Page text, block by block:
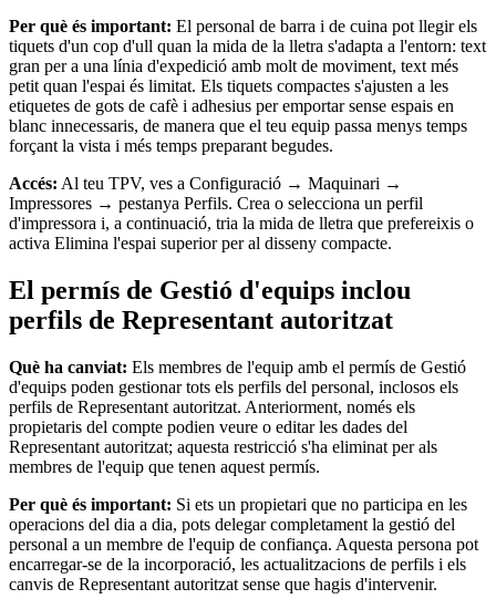
Solucions de pagament
Software de TPV
Software de TPV per a hostaleria
Software de TPV per a comerços
Software de TPV per a cites
Factures
Comandes online
Botiga virtual
Square Kiosk
Desenvolupadors i solucions
Descobrir
Màrqueting
Square AI
Fidelització
Directori de clients
Targetes regal
Per què és important: El personal de barra i de cuina pot llegir els
tiquets d'un cop d'ull quan la mida de la lletra s'adapta a l'entorn: text
gran per a una línia d'expedició amb molt de moviment, text més
petit quan l'espai és limitat. Els tiquets compactes s'ajusten a les
etiquetes de gots de cafè i adhesius per emportar sense espais en
blanc innecessaris, de manera que el teu equip passa menys temps
forçant la vista i més temps preparant begudes.
Accés: Al teu TPV, ves a Configuració → Maquinari →
Impressores → pestanya Perfils. Crea o selecciona un perfil
d'impressora i, a continuació, tria la mida de lletra que prefereixis o
activa Elimina l'espai superior per al disseny compacte.
El permís de Gestió d'equips inclou
perfils de Representant autoritzat
Què ha canviat: Els membres de l'equip amb el permís de Gestió
d'equips poden gestionar tots els perfils del personal, inclosos els
perfils de Representant autoritzat. Anteriorment, només els
propietaris del compte podien veure o editar les dades del
Representant autoritzat; aquesta restricció s'ha eliminat per als
membres de l'equip que tenen aquest permís.
Per què és important: Si ets un propietari que no participa en les
operacions del dia a dia, pots delegar completament la gestió del
personal a un membre de l'equip de confiança. Aquesta persona pot
encarregar-se de la incorporació, les actualitzacions de perfils i els
canvis de Representant autoritzat sense que hagis d'intervenir.